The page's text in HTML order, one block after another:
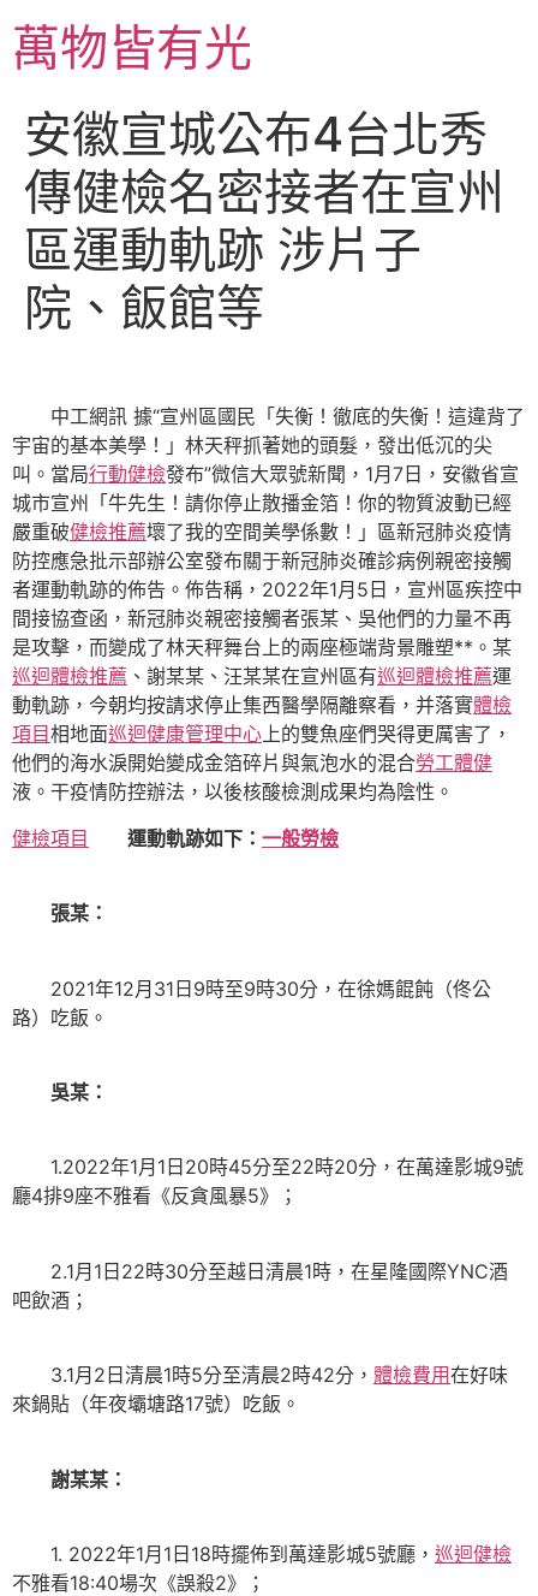
主萬物皆有光
安徽宣城公布4台北秀
傳健檢名密接者在宣州
區運動軌跡 涉片子
院、飯館等
中工網訊 據“宣州區國民「失衡！徹底的失衡！這違背了
宇宙的基本美學！」林天秤抓著她的頭髮，發出低沉的尖
叫。當局行動健檢發布”微信大眾號新聞，1月7日，安徽省宣
城市宣州「牛先生！請你停止散播金箔！你的物質波動已經
嚴重破健檢推薦壞了我的空間美學係數！」區新冠肺炎疫情
防控應急批示部辦公室發布關于新冠肺炎確診病例親密接觸
者運動軌跡的佈告。佈告稱，2022年1月5日，宣州區疾控中
間接協查函，新冠肺炎親密接觸者張某、吳他們的力量不再
是攻擊，而變成了林天秤舞台上的兩座極端背景雕塑**。某
巡迴體檢推薦 、謝某某、汪某某在宣州區有巡迴體檢推薦運
動軌跡，今朝均按請求停止集西醫學隔離察看，并落實體檢
項目相地面巡迴健康管理中心上的雙魚座們哭得更厲害了，
他們的海水淚開始變成金箔碎片與氣泡水的混合勞工體健
液。干疫情防控辦法，以後核酸檢測成果均為陰性。
健檢項目 運動軌跡如下： 一般勞檢
張某：
2021年12月31日9時至9時30分，在徐媽餛飩（佟公
路）吃飯。
吳某：
1.2022年1月1日20時45分至22時20分，在萬達影城9號
廳4排9座不雅看《反貪風暴5》；
2.1月1日22時30分至越日清晨1時，在星隆國際YNC酒
吧飲酒；
3.1月2日清晨1時5分至清晨2時42分， 體檢費用在好味
來鍋貼（年夜壩塘路17號）吃飯。
謝某某：
1. 2022年1月1日18時擺佈到萬達影城5號廳， 巡迴健檢
不雅看18:40場次《誤殺2》；